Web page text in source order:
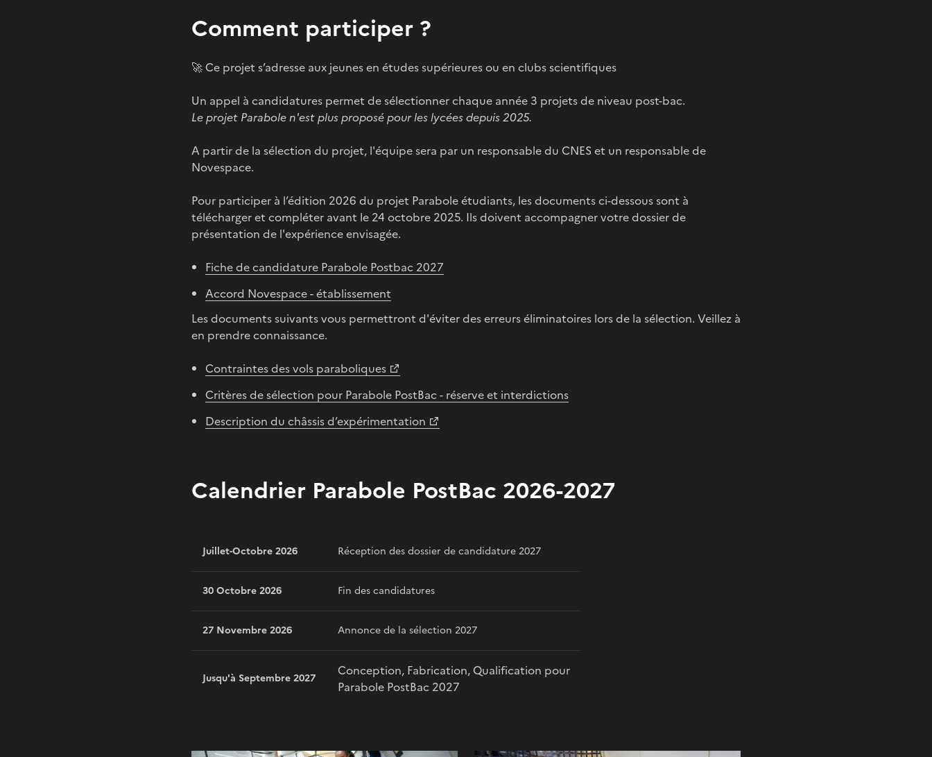
Comment participer ?
🚀 Ce projet s’adresse aux jeunes en études supérieures ou en clubs scientifiques
Un appel à candidatures permet de sélectionner chaque année 3 projets de niveau post-bac.
Le projet Parabole n'est plus proposé pour les lycées depuis 2025.
A partir de la sélection du projet, l'équipe sera par un responsable du CNES et un responsable de
Novespace.
Pour participer à l’édition 2026 du projet Parabole étudiants, les documents ci-dessous sont à
télécharger et compléter avant le 24 octobre 2025. Ils doivent accompagner votre dossier de
présentation de l'expérience envisagée.
Fiche de candidature Parabole Postbac 2027
Accord Novespace - établissement
Les documents suivants vous permettront d'éviter des erreurs éliminatoires lors de la sélection. Veillez à
en prendre connaissance.
Contraintes des vols paraboliques
Critères de sélection pour Parabole PostBac - réserve et interdictions
Description du châssis d’expérimentation
Calendrier Parabole PostBac 2026-2027
Juillet-Octobre 2026 Réception des dossier de candidature 2027
30 Octobre 2026 Fin des candidatures
27 Novembre 2026 Annonce de la sélection 2027
Jusqu'à Septembre 2027
Conception, Fabrication, Qualification pour
Parabole PostBac 2027